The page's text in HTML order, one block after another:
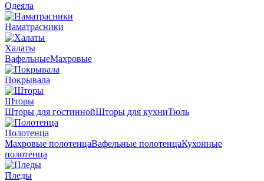
Одеяла
Наматрасники
Халаты
ВафельныеМахровые
Покрывала
Шторы
Шторы для гостиннойШторы для кухниТюль
Полотенца
Махровые полотенцаВафельные полотенцаКухонные
полотенца
Пледы